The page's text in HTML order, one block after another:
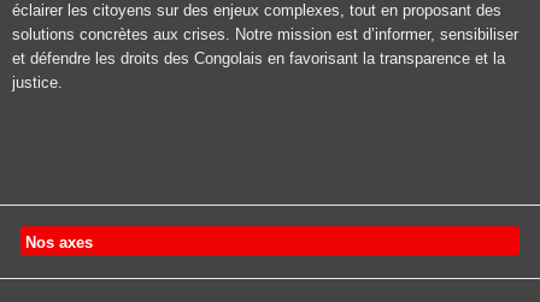
éclairer les citoyens sur des enjeux complexes, tout en proposant des
solutions concrètes aux crises. Notre mission est d’informer, sensibiliser
et défendre les droits des Congolais en favorisant la transparence et la
justice.
Nos axes